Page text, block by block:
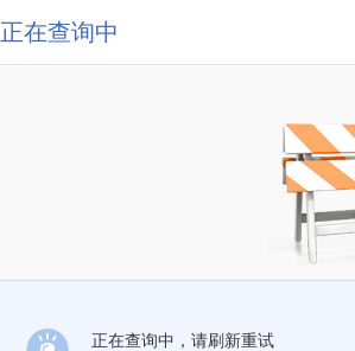
正在查询中
正在查询中，请刷新重试